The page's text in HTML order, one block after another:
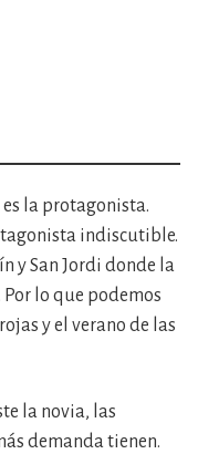
es la protagonista.
indiscutible.
y San Jordi donde la
Por lo que podemos
y el verano de las
la novia, las
demanda tienen.